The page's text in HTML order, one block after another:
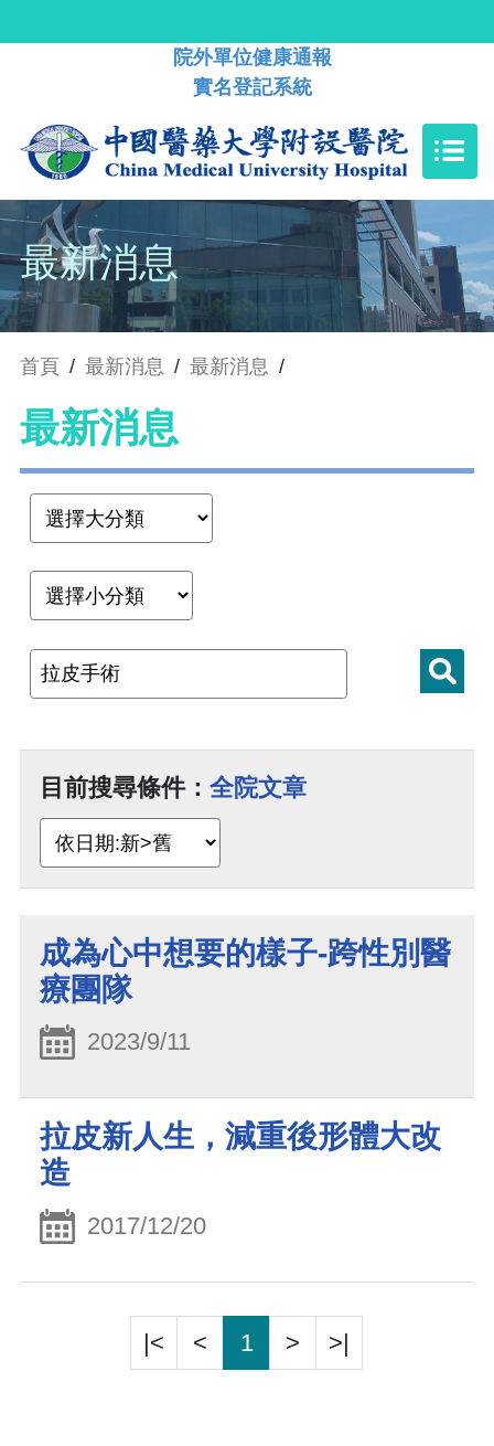
院外單位健康通報
實名登記系統
最新消息
首頁 / 最新消息 / 最新消息 /
最新消息
目前搜尋條件： 全院文章
成為心中想要的樣子-跨性別醫
療團隊
2023/9/11
拉皮新人生，減重後形體大改
造
2017/12/20
|< < 1 > >|